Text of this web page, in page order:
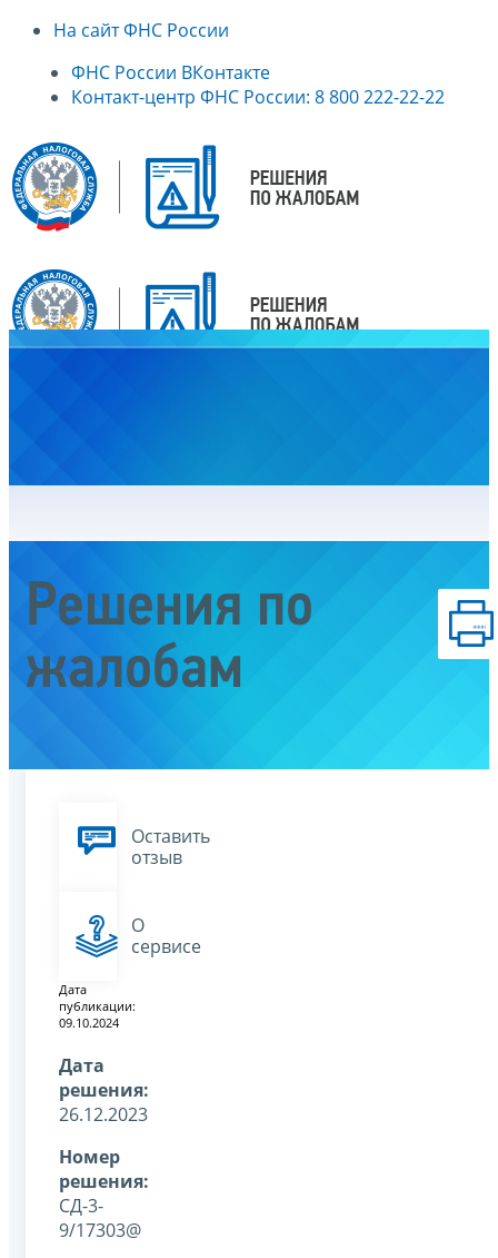
На сайт ФНС России
ФНС России ВКонтакте
Контакт-центр ФНС России: 8 800 222-22-22
Решения по
жалобам
Оставить
отзыв
О
сервисе
Дата
публикации:
09.10.2024
Дата
решения:
26.12.2023
Номер
решения:
СД-3-
9/17303@